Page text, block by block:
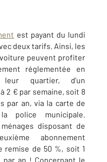
est payant du lundi
deux tarifs. Ainsi, les
peuvent profiter
réglementée en
quartier, d’un
2 € par semaine, soit 8
par an, via la carte de
police municipale.
disposant de
abonnement
remise de 50 %, soit 1
an ! Concernant le